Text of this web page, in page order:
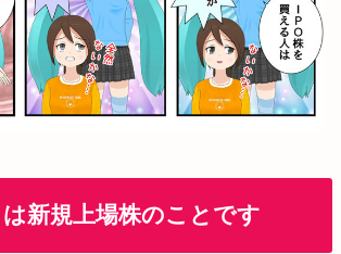
は新規上場株のことです